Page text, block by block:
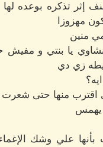
إثر تذكره بوعده لها
مهزوزا
منين
يا بنتي و
زي دي
اقترب منها حتى
يهمس
علي وشك